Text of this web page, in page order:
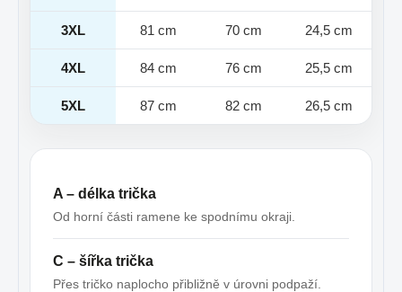
3XL 81 cm 70 cm 24,5 cm
4XL 84 cm 76 cm 25,5 cm
5XL 87 cm 82 cm 26,5 cm
A – délka trička
Od horní části ramene ke spodnímu okraji.
C – šířka trička
Přes tričko naplocho přibližně v úrovni podpaží.